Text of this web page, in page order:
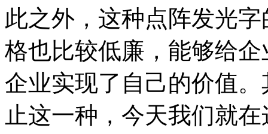
此之外，这种点阵发光
格也比较低廉，能够给
企业实现了自己的价值
止这一种，今天我们就